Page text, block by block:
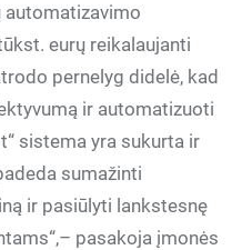
automatizavimo
eurų reikalaujanti
pernelyg didelė, kad
ir automatizuoti
sistema yra sukurta ir
sumažinti
ir pasiūlyti lankstesnę
– pasakoja įmonės